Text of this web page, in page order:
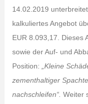
14.02.2019
kalkuliertes Angebot
EUR 8.093,17. Dieses
sowie der Auf- und
Position: „Kleine
zementhaltiger
nachschleifen“. Weiter